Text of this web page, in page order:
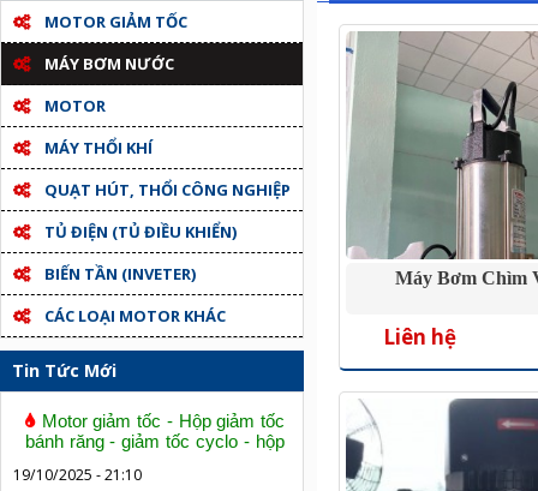
MOTOR GIẢM TỐC
MÁY BƠM NƯỚC
MOTOR
MÁY THỔI KHÍ
QUẠT HÚT, THỔI CÔNG NGHIỆP
TỦ ĐIỆN (TỦ ĐIỀU KHIỂN)
BIẾN TẦN (INVETER)
CÁC LOẠI MOTOR KHÁC
Tin Tức Mới
Motor giảm tốc - Hộp giảm tốc
bánh răng - giảm tốc cyclo - hộp
19/10/2025 - 21:10
Máy Bơm Chìm
Liên hệ